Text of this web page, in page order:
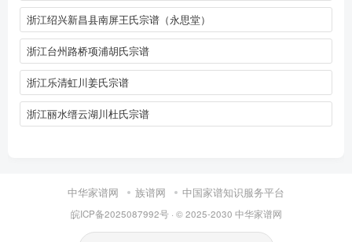
浙江绍兴新昌县南屏王氏宗谱（永思堂）
浙江台州路桥项浦胡氏宗谱
浙江乐清虹川姜氏宗谱
浙江丽水缙云湖川杜氏宗谱
中华家谱网 族谱网 中国家谱知识服务平台
皖ICP备2025087992号· © 2025-2030 中华家谱网